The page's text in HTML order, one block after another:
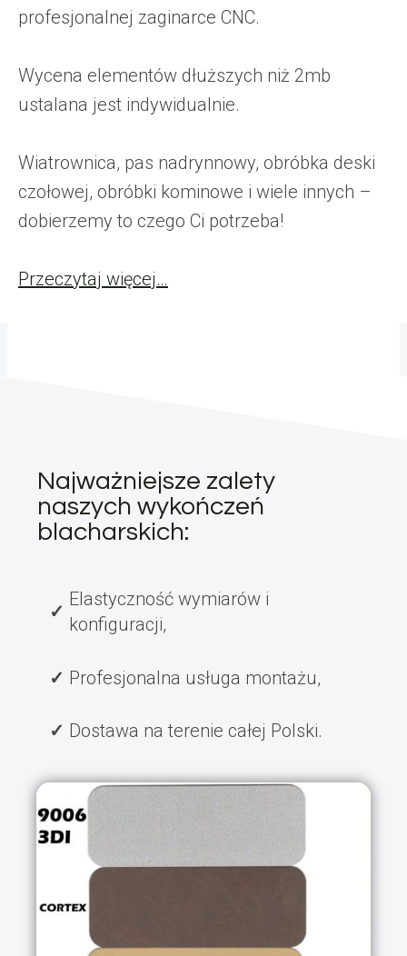
profesjonalnej zaginarce CNC.
Wycena elementów dłuższych niż 2mb
ustalana jest indywidualnie.
Wiatrownica, pas nadrynnowy, obróbka deski
czołowej, obróbki kominowe i wiele innych –
dobierzemy to czego Ci potrzeba!
Przeczytaj więcej…
Najważniejsze zalety
naszych wykończeń
blacharskich:
Elastyczność wymiarów i
konfiguracji,
Profesjonalna usługa montażu,
Dostawa na terenie całej Polski.